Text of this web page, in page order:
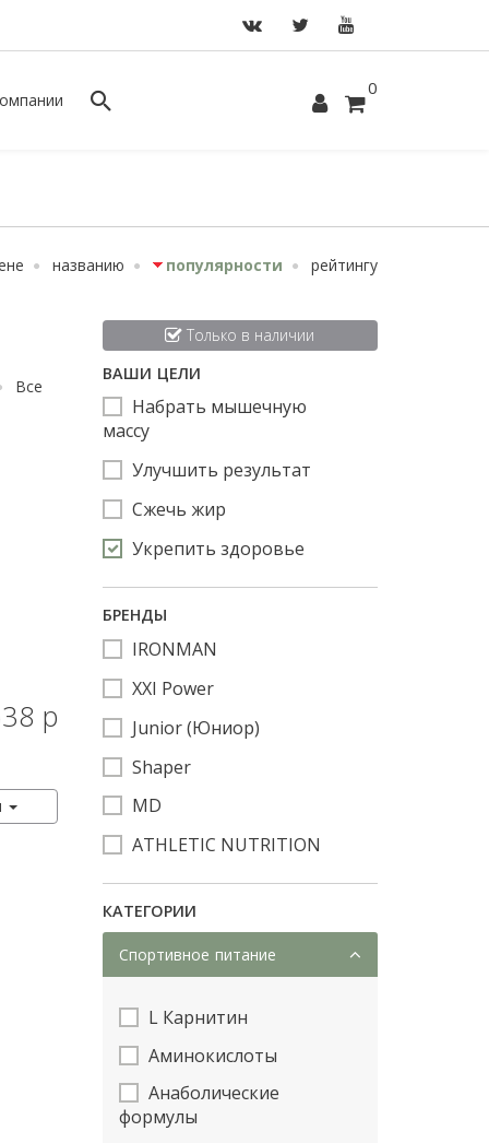
0
названию популярности рейтингу
Все
р КУПИТЬ
Только в наличии
ВАШИ ЦЕЛИ
Набрать мышечную
массу
Улучшить результат
Сжечь жир
Укрепить здоровье
БРЕНДЫ
IRONMAN
XXI Power
Junior (Юниор)
Shaper
MD
ATHLETIC NUTRITION
КАТЕГОРИИ
Спортивное питание
L Карнитин
Аминокислоты
Анаболические
формулы